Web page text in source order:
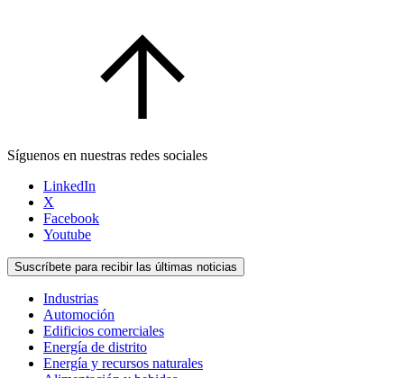
Síguenos en nuestras redes sociales
LinkedIn
X
Facebook
Youtube
Suscríbete para recibir las últimas noticias
Industrias
Automoción
Edificios comerciales
Energía de distrito
Energía y recursos naturales